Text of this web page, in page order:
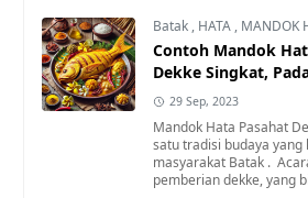
Batak , HATA , MANDOK
Contoh Mandok
Dekke Singkat,
29 Sep, 2023
Mandok Hata Pasahat
satu tradisi budaya yang
masyarakat Batak .
pemberian dekke, yang